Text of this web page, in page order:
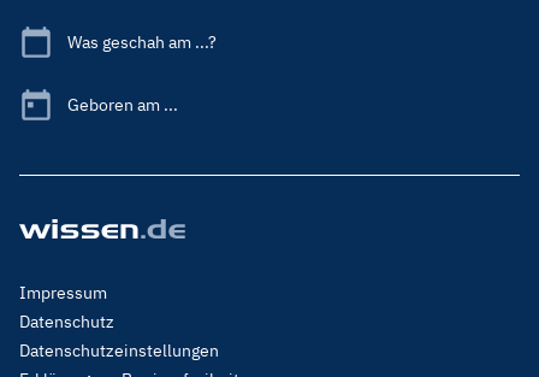
Was geschah am ...?
Geboren am ...
Footer
Menu
Legal
Impressum
Datenschutz
Datenschutzeinstellungen